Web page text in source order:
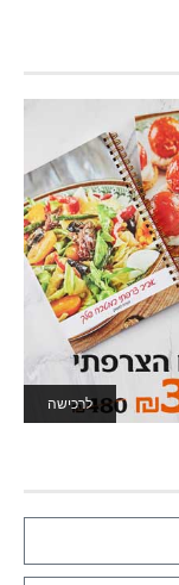
לרכישה
לאתר המשחקים